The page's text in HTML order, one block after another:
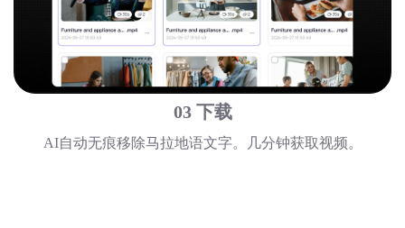
03 下载
AI自动无痕移除马拉地语文字。几分钟获取视频。